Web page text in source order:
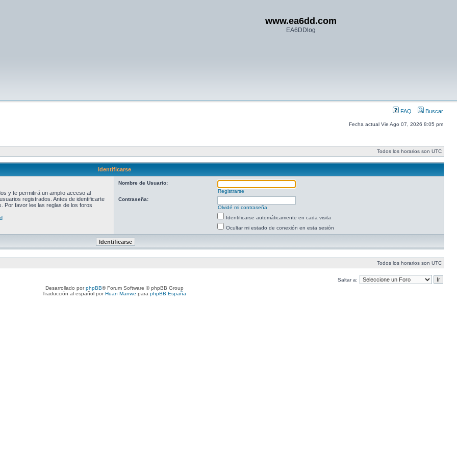
www.ea6dd.com
EA6DDlog
FAQ Buscar
Fecha actual Vie Ago 07, 2026 8:05 pm
Todos los horarios son UTC
Identificarse
y te permitirá un amplio acceso al
registrados. Antes de identificarte
Por favor lee las reglas de los foros
Nombre de Usuario:
Registrarse
Contraseña:
Olvidé mi contraseña
Identificarse automáticamente en cada visita
Ocultar mi estado de conexión en esta sesión
Todos los horarios son UTC
Saltar a:
Desarrollado porphpBB® Forum Software © phpBB Group
Traducción al español porHuan Manwë para phpBB España